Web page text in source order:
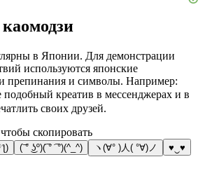
в Японии. Для демонстрации
используются японские
препинания и символы. Например:
креатив в мессенджерах и в
своих друзей.
скопировать
(͝ ° ͜ʖº)(͡ ° ͡ °)(^_^) ヽ(∀° )人( °∀)ノ ♥‿♥